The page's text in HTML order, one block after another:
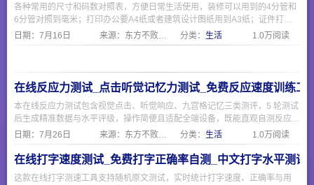
各种常用的尺寸和码数对照表，方便日常生活使用，装修可以用到的4分管和
6分管对照到毫米；打印办公要A4纸或者建筑设计图纸用到A3纸；证件打印
相片要1寸证件照；电脑和手机现在常用的USB和Type-C接口；海淘外贸需要
注意衣服鞋子的欧码美码和国际码与国标。
日期： 7月16日 来源：东方不败网址大全 分类： 生活 1.0万阅读
在线反应力测试_点击听觉记忆力测试_免费反应速度训练工
本在线反应力测试包含视觉点击、听觉响应、九宫格记忆三类测评，5 轮测试
后生成精准数据与水平评级，操作简便且适配全端设备，既能直观自测反应速
度与短时记忆能力，也可作为日常脑力训练工具，无需下载随时可测。
日期： 7月26日 来源：东方不败网址大全 分类： 生活 1.0万阅读
在线打字速度测试_免费打字正确率自测_中文打字水平测评
这款在线打字测速工具支持随机原文测试，实时统计打字速度、正确率与用